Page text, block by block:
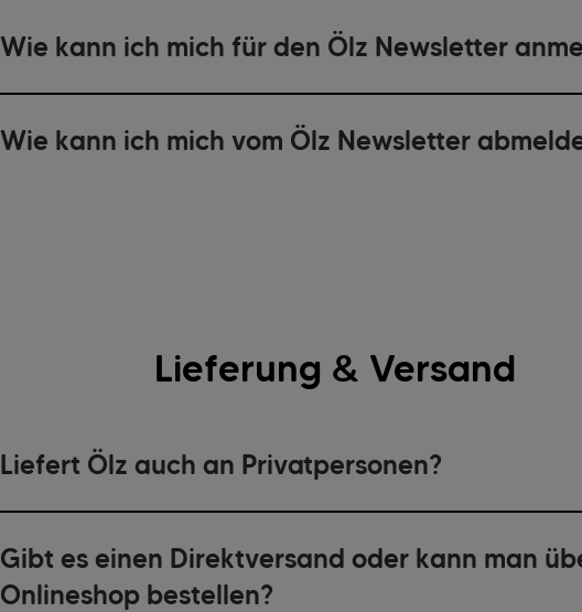
Wie kann ich mich für den Ölz Newsletter
Wie kann ich mich vom Ölz Newsletter
Lieferung & Versand
Liefert Ölz auch an Privatpersonen?
Gibt es einen Direktversand oder kann man
Onlineshop bestellen?